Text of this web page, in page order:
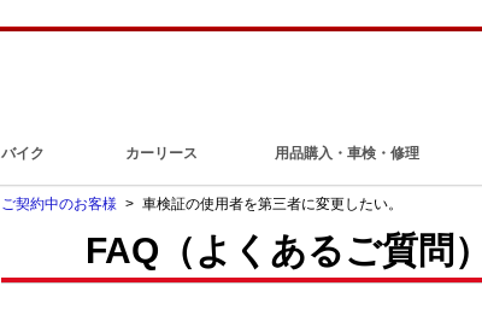
バイク カーリース 用品購入・車検・修理
ご契約中のお客様 > 車検証の使用者を第三者に変更したい。
FAQ（よくあるご質問）